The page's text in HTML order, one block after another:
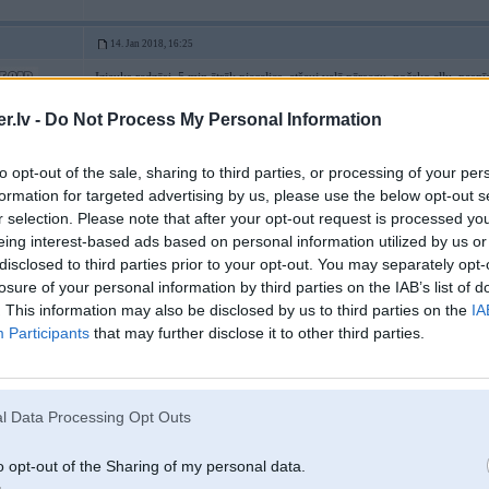
- Do Not Process My Personal Information
opt-out of the sale, sharing to third parties, or processing of your
for targeted advertising by us, please use the below opt-out
selection. Please note that after your opt-out request is processed
interest-based ads based on personal information utilized by us
to third parties prior to your opt-out. You may separately
of your personal information by third parties on the IAB’s list of
This information may also be disclosed by us to third parties on the
Participants that may further disclose it to other third parties.
Data Processing Opt Outs
opt-out of the Sharing of my personal data.
14. Jan 2018, 16:25
Izjauks redzēsi. 5 min ātrāk piecelies, atšauj vaļā pārsegu, nočeko eļļu,
Un ja ir kā tu stāsti, 4/9 litri karterī jau nozīmē to, ka motors darbojas
nobraukt, tur pie slodzes vai straujākiem manevriem daļa dzinēja bez eļļas
[ Šo ziņu laboja edzhaans, 14 Jan 2018, 16:26:56 ]
14. Jan 2018, 16:26
A kada pamatdoma sim topikam? Ko autors velas tagad svetdienas